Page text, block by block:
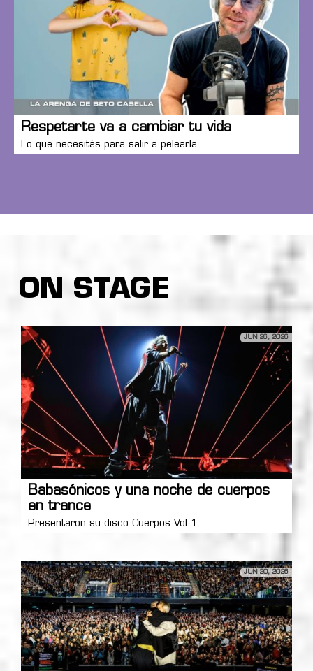
Respetarte va a cambiar tu vida
Lo que necesitás para salir a pelearla.
ON STAGE
JUN 26, 2026
Babasónicos y una noche de cuerpos
en trance
Presentaron su disco Cuerpos Vol.1.
JUN 20, 2026